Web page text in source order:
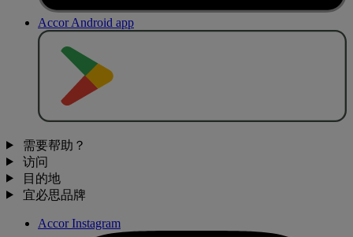
Accor Android app
需要帮助？
访问
目的地
宜必思品牌
Accor Instagram